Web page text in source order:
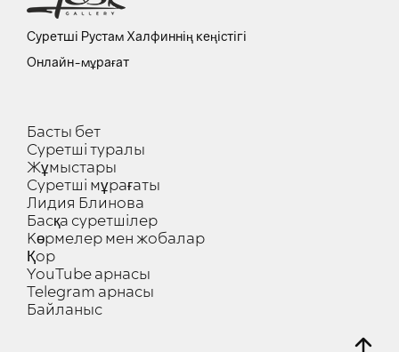
Суретші Рустам Халфиннің кеңістігі
Онлайн-мұрағат
Басты бет
Суретші туралы
Жұмыстары
Суретші мұрағаты
Лидия Блинова
Басқа суретшілер
Көрмелер мен жобалар
Қор
YouTube арнасы
Telegram арнасы
Байланыс